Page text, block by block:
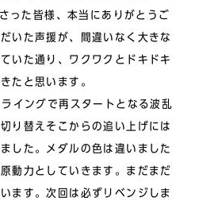
った皆様、本当にありがとうご
いた声援が、間違いなく大きな
いた通り、ワクワクとドキドキ
たと思います。
イングで再スタートとなる波乱
り替えそこからの追い上げには
した。メダルの色は違いました
動力としていきます。まだまだ
ます。次回は必ずリベンジしま